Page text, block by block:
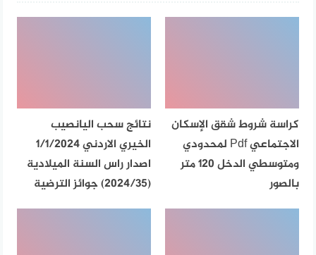
كراسة شروط شقق الإسكان
الاجتماعي Pdf لمحدودي
ومتوسطي الدخل 120 متر
بالصور
نتائج سحب اليانصيب
الخيري الاردني 1/1/2024
اصدار راس السنة الميلادية
(2024/35) جوائز الترضية